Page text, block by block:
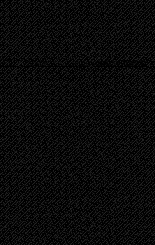
:style => "display:inline-block"}